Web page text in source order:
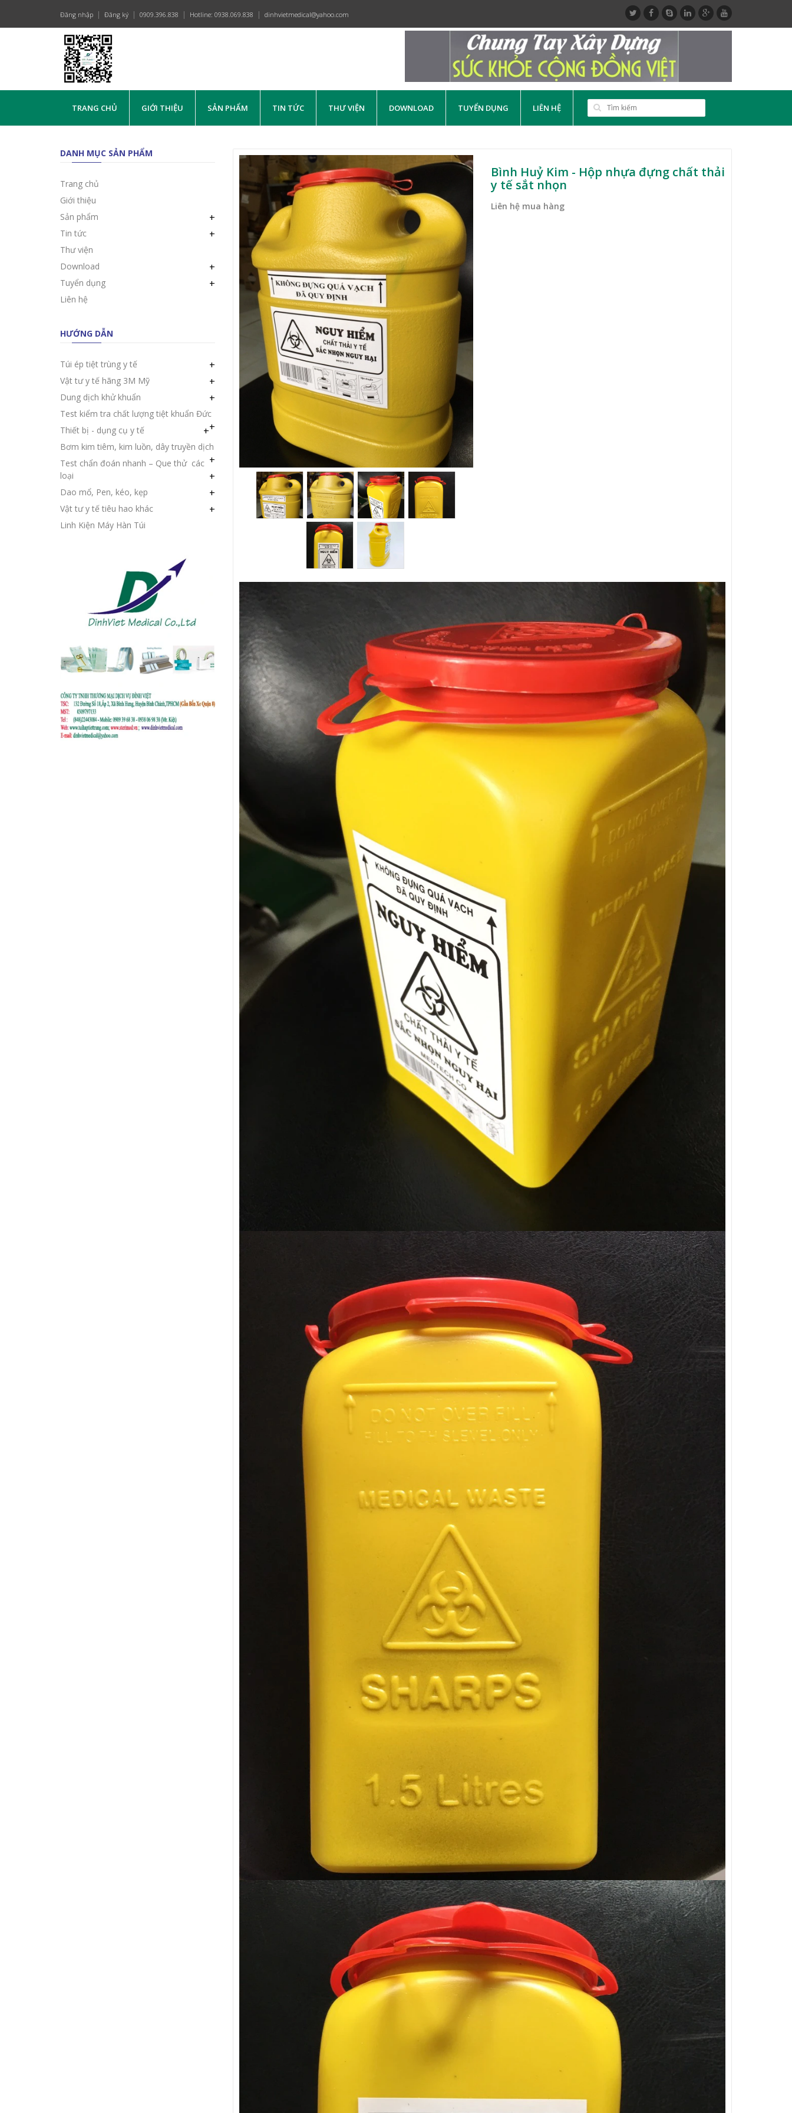
Đăng nhập Đăng ký 0909.396.838 Hotline: 0938.069.838 dinhvietmedical@yahoo.com
TRANG CHỦ GIỚI THIỆU SẢN PHẨM TIN TỨC THƯ VIỆN DOWNLOAD TUYỂN DỤNG LIÊN HỆ
DANH MỤC SẢN PHẨM
Trang chủ
Giới thiệu
Sản phẩm
+
Tin tức +
Thư viện
Download
+
Tuyển dụng +
Liên hệ
HƯỚNG DẪN
Túi ép tiệt trùng y tế +
Vật tư y tế hãng 3M Mỹ +
Dung dịch khử khuẩn +
Test kiểm tra chất lượng tiệt khuẩn Đức
+
Thiết bị - dụng cụ y tế +
Bơm kim tiêm, kim luồn, dây truyền dịch
+
Test chẩn đoán nhanh – Que thử các
loại
+
Dao mổ, Pen, kéo, kẹp +
Vật tư y tế tiêu hao khác +
Linh Kiện Máy Hàn Túi
Bình Huỷ Kim - Hộp nhựa đựng chất thải
y tế sắt nhọn
Liên hệ mua hàng